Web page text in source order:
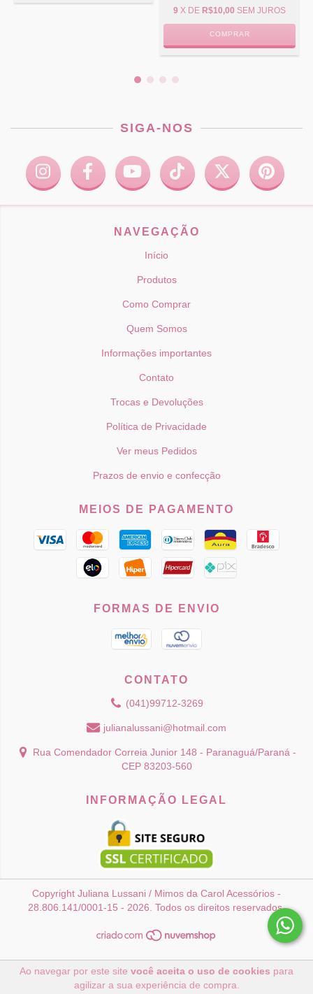
Ao navegar por este site você aceita o uso de cookies para
agilizar a sua experiência de compra.
9 X DE R$10,00 SEM JUROS
COMPRAR
SIGA-NOS
NAVEGAÇÃO
Início
Produtos
Como Comprar
Quem Somos
Informações importantes
Contato
Trocas e Devoluções
Política de Privacidade
Ver meus Pedidos
Prazos de envio e confecção
MEIOS DE PAGAMENTO
FORMAS DE ENVIO
CONTATO
(041)99712-3269
julianalussani@hotmail.com
Rua Comendador Correia Junior 148 - Paranaguá/Paraná -
CEP 83203-560
INFORMAÇÃO LEGAL
Copyright Juliana Lussani / Mimos da Carol Acessórios -
28.806.141/0001-15 - 2026. Todos os direitos reservados.